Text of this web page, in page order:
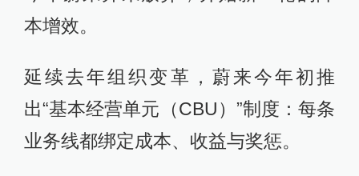
本增效。
延续去年组织变革，蔚来今年初推
出“基本经营单元（CBU）”制度：每条
业务线都绑定成本、收益与奖惩。